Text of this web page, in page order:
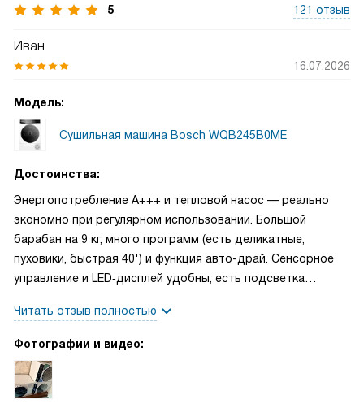
5 121 отзыв
Иван
16.07.2026
Модель:
Сушильная машина Bosch WQB245B0ME
Достоинства:
Энергопотребление A+++ и тепловой насос — реально
экономно при регулярном использовании. Большой
барабан на 9 кг, много программ (есть деликатные,
пуховики, быстрая 40') и функция авто-драй. Сенсорное
управление и LED‑дисплей удобны, есть подсветка
фильтра и контейнера. Можно отводить конденсат в
канализацию и подтягивать вещи в процессе.
Читать отзыв полностью
Фотографии и видео: